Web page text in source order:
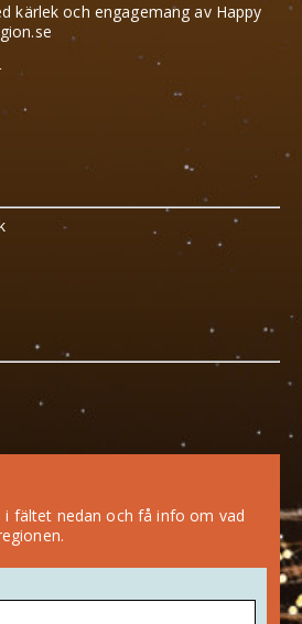
kärlek och engagemang av Happy
i fältet nedan och få info om vad